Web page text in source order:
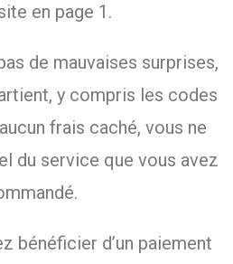
en page 1.
de mauvaises surprises,
y compris les codes
frais caché, vous ne
du service que vous avez
bénéficier d’un paiement